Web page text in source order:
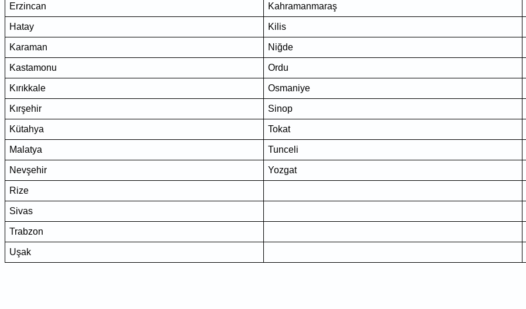
Erzincan Kahramanmaraş
Hatay Kilis
Karaman Niğde
Kastamonu Ordu
Kırıkkale Osmaniye
Kırşehir Sinop
Kütahya Tokat
Malatya Tunceli
Nevşehir Yozgat
Rize
Sivas
Trabzon
Uşak